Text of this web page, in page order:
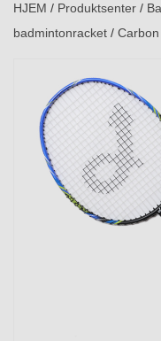
HJEM / Produktsenter /
badmintonracket /